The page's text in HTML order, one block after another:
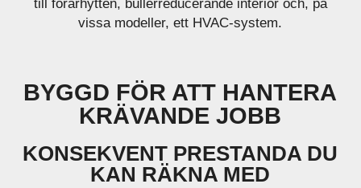
till förarhytten, bullerreducerande interiör och, på
vissa modeller, ett HVAC-system.
BYGGD FÖR ATT HANTERA
KRÄVANDE JOBB
KONSEKVENT PRESTANDA DU
KAN RÄKNA MED